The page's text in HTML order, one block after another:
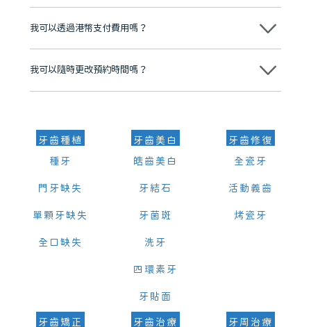
不會，治療前我們會詳細說明治療方案及對應的價錢，顧客同意並簽字
我可以透過港幣支付費用嗎？
可以。維港口腔會按照當日匯率轉算收取費用，而匯率會及時告知客人
我可以隨時更改預約時間嗎？
可以，請盡早通過wechat或whatsapp聯絡我們，告知我們你原本預約
牙齒種植
種牙
門牙缺失
單顆牙缺失
全口缺失
牙齒美白
皓齒美白
牙結石
牙菌斑
洗牙
四環素牙
牙貼面
牙齒修復
全瓷牙
活動義齒
烤瓷牙
牙齒矯正
牙齒治療
牙周治療